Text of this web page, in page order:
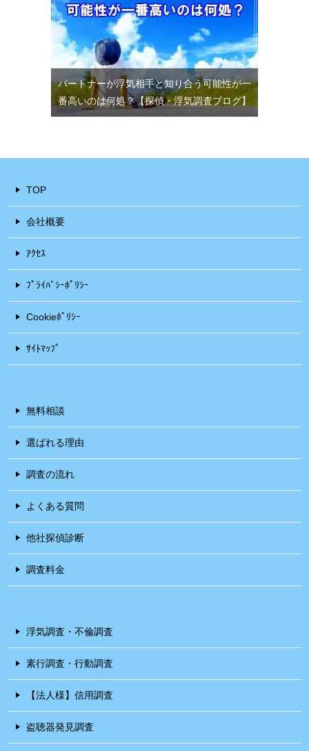
パートナーが浮気相手と知り合う可能性が一
番高いのは何処？【探偵・浮気調査ブログ】
TOP
会社概要
ｱｸｾｽ
ﾌﾟﾗｲﾊﾞｼｰﾎﾟﾘｼｰ
Cookieﾎﾟﾘｼｰ
ｻｲﾄﾏｯﾌﾟ
無料相談
選ばれる理由
調査の流れ
よくある質問
他社探偵診断
調査料金
浮気調査・不倫調査
素行調査・行動調査
【法人様】信用調査
盗聴器発見調査